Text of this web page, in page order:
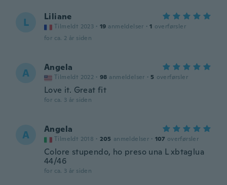
L Liliane
Tilmeldt 2023 · 19 anmeldelser · 1 overførsler
for ca. 2 år siden
A Angela
Tilmeldt 2022 · 98 anmeldelser · 5 overførsler
Love it. Great fit
for ca. 3 år siden
A Angela
Tilmeldt 2018 · 205 anmeldelser · 107 overførsler
Colore stupendo, ho preso una L xbtaglua
44/46
for ca. 3 år siden